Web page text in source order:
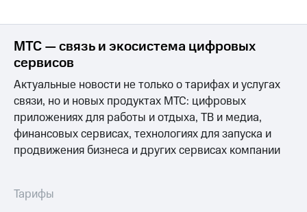
Корпоративный
секретарь
Раскрытие
информации
Информация
акционерам
Документы
ПАО
"МТС"
Собрания
акционеров
МТС — связь и экосистема цифровых
сервисов
Актуальные новости не только о тарифах и услугах
связи, но и новых продуктах МТС: цифровых
приложениях для работы и отдыха, ТВ и медиа,
финансовых сервисах, технологиях для запуска и
продвижения бизнеса и других сервисах компании
Тарифы